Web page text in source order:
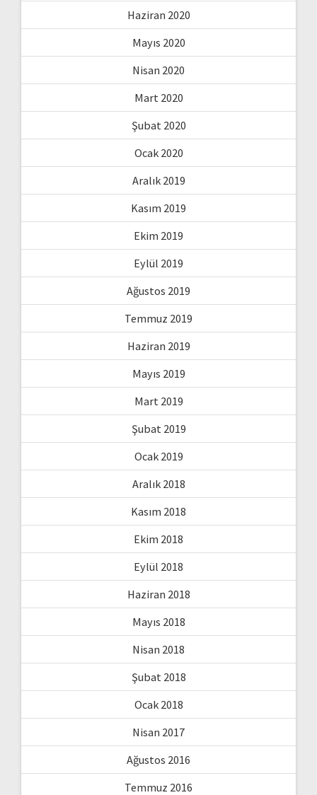
Haziran 2020
Mayıs 2020
Nisan 2020
Mart 2020
Şubat 2020
Ocak 2020
Aralık 2019
Kasım 2019
Ekim 2019
Eylül 2019
Ağustos 2019
Temmuz 2019
Haziran 2019
Mayıs 2019
Mart 2019
Şubat 2019
Ocak 2019
Aralık 2018
Kasım 2018
Ekim 2018
Eylül 2018
Haziran 2018
Mayıs 2018
Nisan 2018
Şubat 2018
Ocak 2018
Nisan 2017
Ağustos 2016
Temmuz 2016